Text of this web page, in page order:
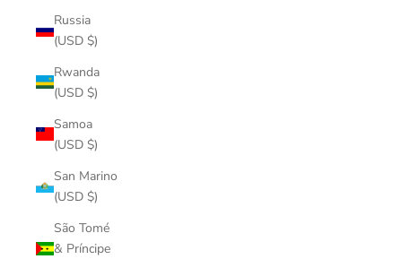
Russia
(USD $)
Rwanda
(USD $)
Samoa
(USD $)
San Marino
(USD $)
São Tomé
& Príncipe